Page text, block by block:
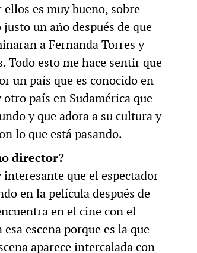
es muy bueno, sobre
un año después de que
a Fernanda Torres y
Todo esto me hace sentir que
un país que es conocido en
país en Sudamérica que
y que adora a su cultura y
lo que está pasando.
director?
que el espectador
en la película después de
en el cine con el
escena porque es la que
aparece intercalada con